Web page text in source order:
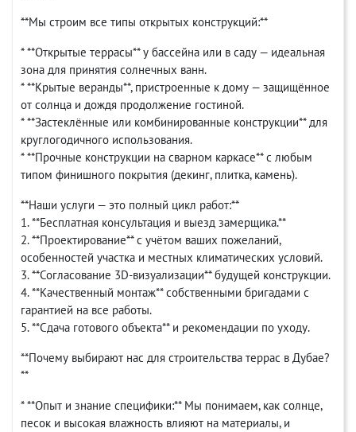
**Мы строим все типы открытых конструкций:**
* **Открытые террасы** у бассейна или в саду — идеальная
зона для принятия солнечных ванн.
* **Крытые веранды**, пристроенные к дому — защищённое
от солнца и дождя продолжение гостиной.
* **Застеклённые или комбинированные конструкции** для
круглогодичного использования.
* **Прочные конструкции на сварном каркасе** с любым
типом финишного покрытия (декинг, плитка, камень).
**Наши услуги — это полный цикл работ:**
1. **Бесплатная консультация и выезд замерщика.**
2. **Проектирование** с учётом ваших пожеланий,
особенностей участка и местных климатических условий.
3. **Согласование 3D-визуализации** будущей конструкции.
4. **Качественный монтаж** собственными бригадами с
гарантией на все работы.
5. **Сдача готового объекта** и рекомендации по уходу.
**Почему выбирают нас для строительства террас в Дубае?
**
* **Опыт и знание специфики:** Мы понимаем, как солнце,
песок и высокая влажность влияют на материалы, и